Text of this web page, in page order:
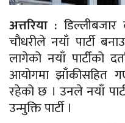
अत्तरिया :
चौधरीले नयाँ पार्टी
लागेको नयाँ पार्टीको
आयोगमा झाँकीसहित
रहेको छ । उनले नयाँ
उन्मुक्ति पार्टी ।